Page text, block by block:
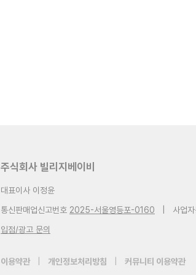
주식회사 빌리지베이비
대표이사 이정윤
통신판매업신고번호 2025-서울영등포-0160 사업
입점/광고 문의
이용약관 개인정보처리방침 커뮤니티 이용약관